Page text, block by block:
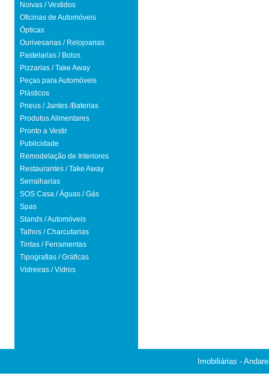
Noivas / Vestidos
Oficinas de Automóveis
Ópticas
Ourivesarias / Relojoarias
Pastelarias / Bolos
Pizzarias / Take Away
Peças para Automóveis
Plásticos
Pneus / Jantes /Baterias
Produtos Alimentares
Pronto a Vestir
Publicidade
Remodelação de Interiores
Restaurantes / Take Away
Serralharias
SOS Casa / Águas / Gás
Spas
Stands / Automóveis
Talhos / Charcutarias
Tintas / Ferramentas
Tipografias / Gráficas
Vidreiras / Vidros
Imobiliárias -